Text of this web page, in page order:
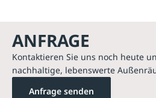
ANFRAGE
Kontaktieren Sie uns noch heute
nachhaltige, lebenswerte
Anfrage senden